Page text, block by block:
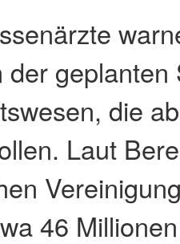
der
die
Laut
46